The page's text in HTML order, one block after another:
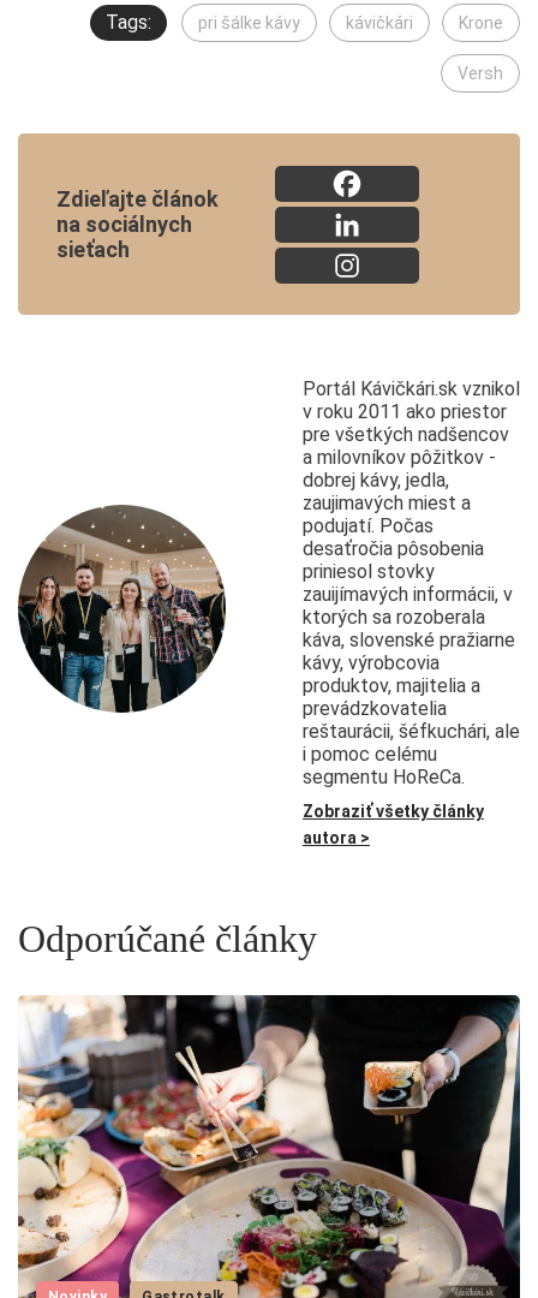
Tags: pri šálke kávy kávičkári Krone
Versh
Zdieľajte článok
na sociálnych
sieťach
Portál Kávičkári.sk vznikol
v roku 2011 ako priestor
pre všetkých nadšencov
a milovníkov pôžitkov -
dobrej kávy, jedla,
zaujimavých miest a
podujatí. Počas
desaťročia pôsobenia
priniesol stovky
zauijímavých informácii, v
ktorých sa rozoberala
káva, slovenské pražiarne
kávy, výrobcovia
produktov, majitelia a
prevádzkovatelia
reštaurácii, šéfkuchári, ale
i pomoc celému
segmentu HoReCa.
Zobraziť všetky články
autora >
Odporúčané články